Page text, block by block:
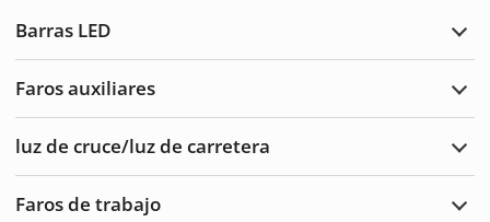
Barras LED
Faros auxiliares
luz de cruce/luz de carretera
Faros de trabajo